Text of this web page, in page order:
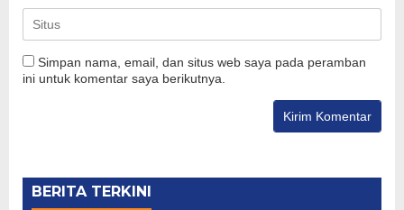
Simpan nama, email, dan situs web saya pada peramban
ini untuk komentar saya berikutnya.
BERITA TERKINI